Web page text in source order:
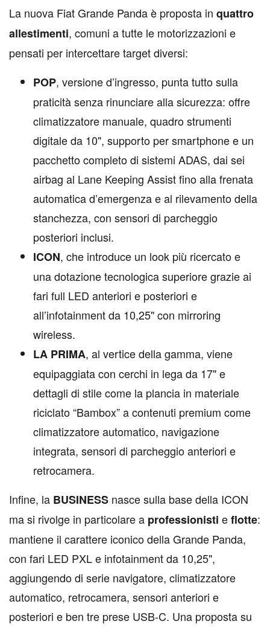
La nuova Fiat Grande Panda è proposta in quattro
allestimenti, comuni a tutte le motorizzazioni e
pensati per intercettare target diversi:
POP, versione d’ingresso, punta tutto sulla
praticità senza rinunciare alla sicurezza: offre
climatizzatore manuale, quadro strumenti
digitale da 10", supporto per smartphone e un
pacchetto completo di sistemi ADAS, dai sei
airbag al Lane Keeping Assist fino alla frenata
automatica d’emergenza e al rilevamento della
stanchezza, con sensori di parcheggio
posteriori inclusi.
ICON, che introduce un look più ricercato e
una dotazione tecnologica superiore grazie ai
fari full LED anteriori e posteriori e
all’infotainment da 10,25" con mirroring
wireless.
LA PRIMA, al vertice della gamma, viene
equipaggiata con cerchi in lega da 17" e
dettagli di stile come la plancia in materiale
riciclato “Bambox” a contenuti premium come
climatizzatore automatico, navigazione
integrata, sensori di parcheggio anteriori e
retrocamera.
Infine, la BUSINESS nasce sulla base della ICON
ma si rivolge in particolare a professionisti eflotte:
mantiene il carattere iconico della Grande Panda,
con fari LED PXL e infotainment da 10,25",
aggiungendo di serie navigatore, climatizzatore
automatico, retrocamera, sensori anteriori e
posteriori e ben tre prese USB-C. Una proposta su